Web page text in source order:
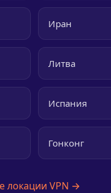
Иран
Литва
Испания
Гонконг
локации VPN →